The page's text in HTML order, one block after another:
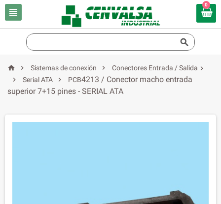

0

  Sistemas de conexión 
Conectores Entrada / Salida

Serial ATA  PCB

4213 / Conector macho entrada
superior 7+15 pines - SERIAL ATA